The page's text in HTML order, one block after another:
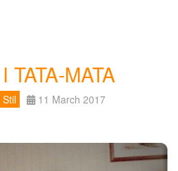
TATA-MATA
11 March 2017